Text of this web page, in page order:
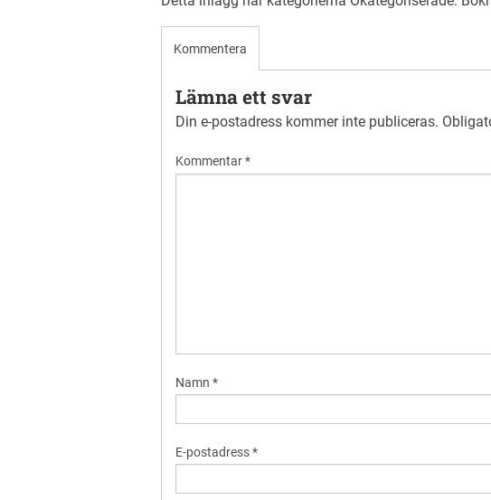
Kommentera
Lämna ett svar
Din e-postadress kommer inte publiceras.
Kommentar*
Namn *
E-postadress*